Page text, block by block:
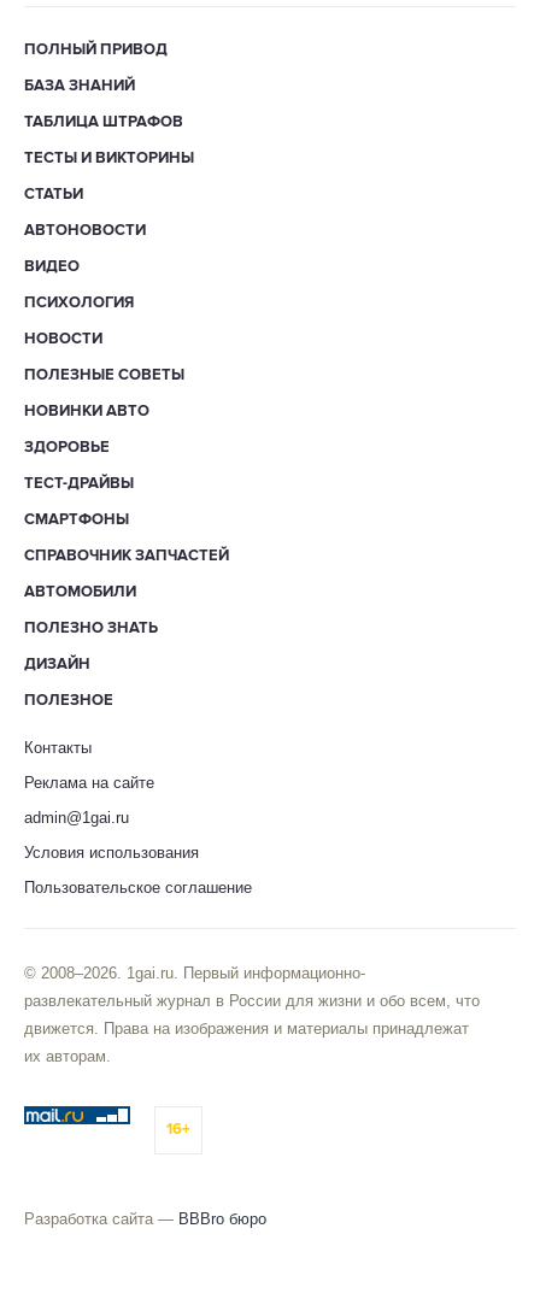
ПОЛНЫЙ ПРИВОД
БАЗА ЗНАНИЙ
ТАБЛИЦА ШТРАФОВ
ТЕСТЫ И ВИКТОРИНЫ
СТАТЬИ
АВТОНОВОСТИ
ВИДЕО
ПСИХОЛОГИЯ
НОВОСТИ
ПОЛЕЗНЫЕ СОВЕТЫ
НОВИНКИ АВТО
ЗДОРОВЬЕ
ТЕСТ-ДРАЙВЫ
СМАРТФОНЫ
СПРАВОЧНИК ЗАПЧАСТЕЙ
АВТОМОБИЛИ
ПОЛЕЗНО ЗНАТЬ
ДИЗАЙН
ПОЛЕЗНОЕ
Контакты
Реклама на сайте
admin@1gai.ru
Условия использования
Пользовательское соглашение
© 2008–2026. 1gai.ru. Первый информационно-
развлекательный журнал в России для жизни и обо всем, что
движется. Права на изображения и материалы принадлежат
их авторам.
16+
Разработка сайта — BBBro бюро